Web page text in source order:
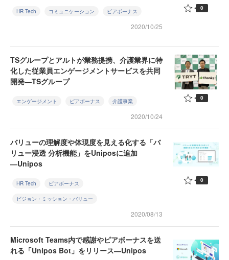
HR Tech コミュニケーション ピアボーナス
2020/10/25
0
TSグループとアルトが業務提携、介護業界に特
化した従業員エンゲージメントサービスを共同
開発―TSグループ
エンゲージメント ピアボーナス 介護事業
2020/10/24
0
バリューの理解度や体現度を見える化する「バ
リュー浸透 分析機能」をUniposに追加
―Unipos
HR Tech ピアボーナス
ビジョン・ミッション・バリュー
2020/08/13
0
Microsoft Teams内で感謝やピアボーナスを送
れる「Unipos Bot」をリリース―Unipos